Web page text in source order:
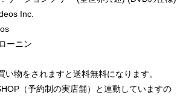
Inc.
ーニン
い物をされますと送料無料になります。
（予約制の実店舗）と連動していますの